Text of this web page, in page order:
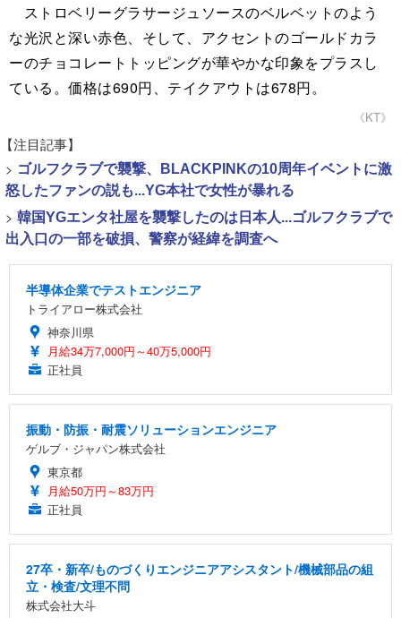
ストロベリーグラサージュソースのベルベットのよう
な光沢と深い赤色、そして、アクセントのゴールドカラ
ーのチョコレートトッピングが華やかな印象をプラスし
ている。価格は690円、テイクアウトは678円。
《KT》
【注目記事】
> ゴルフクラブで襲撃、BLACKPINKの10周年イベントに激
怒したファンの説も...YG本社で女性が暴れる
> 韓国YGエンタ社屋を襲撃したのは日本人...ゴルフクラブで
出入口の一部を破損、警察が経緯を調査へ
半導体企業でテストエンジニア
トライアロー株式会社
神奈川県
月給34万7,000円～40万5,000円
正社員
振動・防振・耐震ソリューションエンジニア
ゲルブ・ジャパン株式会社
東京都
月給50万円～83万円
正社員
27卒・新卒/ものづくりエンジニアアシスタント/機械部品の組
立・検査/文理不問
株式会社大斗